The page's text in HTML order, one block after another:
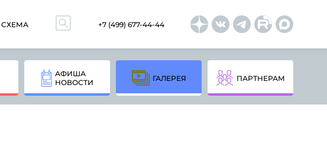
СХЕМА +7 (499) 677-44-44
АФИША
НОВОСТИ
ГАЛЕРЕЯ ПАРТНЕРАМ